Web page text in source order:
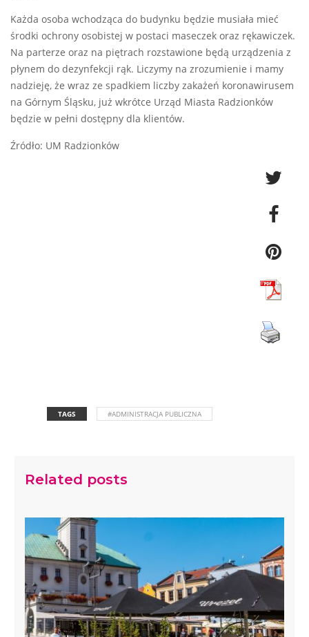
Każda osoba wchodząca do budynku będzie musiała mieć
środki ochrony osobistej w postaci maseczek oraz rękawiczek.
Na parterze oraz na piętrach rozstawione będą urządzenia z
płynem do dezynfekcji rąk. Liczymy na zrozumienie i mamy
nadzieję, że wraz ze spadkiem liczby zakażeń koronawirusem
na Górnym Śląsku, już wkrótce Urząd Miasta Radzionków
będzie w pełni dostępny dla klientów.
Źródło: UM Radzionków
TAGS #ADMINISTRACJA PUBLICZNA
Related posts